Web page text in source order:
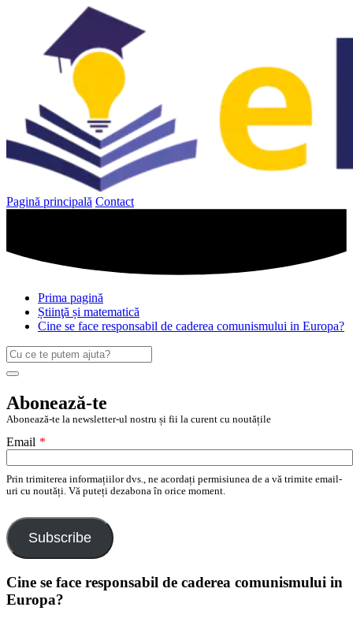
Pagină principală Contact
Prima pagină
Știinţă și matematică
Cine se face responsabil de caderea comunismului in Europa?
Caută
după:
Search
Abonează-te
Abonează-te la newsletter-ul nostru și fii la curent cu noutățile
Email *
Prin trimiterea informațiilor dvs., ne acordați permisiunea de a vă trimite email-
uri cu noutăți. Vă puteți dezabona în orice moment.
Subscribe
Cine se face responsabil de caderea comunismului in
Europa?